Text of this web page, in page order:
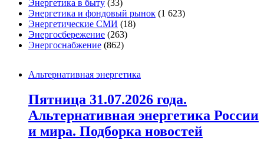
Энергетика в быту (33)
Энергетика и фондовый рынок (1 623)
Энергетические СМИ (18)
Энергосбережение (263)
Энергоснабжение (862)
Альтернативная энергетика
Пятница 31.07.2026 года.
Альтернативная энергетика России
и мира. Подборка новостей